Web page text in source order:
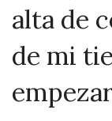
alta de
de mi